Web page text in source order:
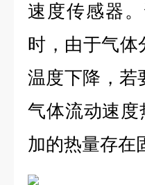
速度传感器
时，由于气体
温度下降，若
气体流动速
加的热量存在